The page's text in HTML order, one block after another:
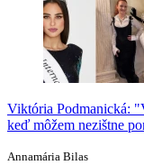
Viktória Podmanická:
keď môžem nezištne
Annamária Bilas